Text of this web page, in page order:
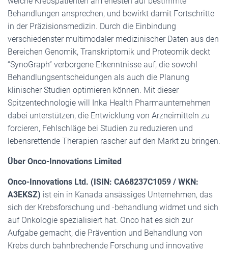
Behandlungen ansprechen, und bewirkt damit Fortschritte
in der Präzisionsmedizin. Durch die Einbindung
verschiedenster multimodaler medizinischer Daten aus den
Bereichen Genomik, Transkriptomik und Proteomik deckt
“SynoGraph” verborgene Erkenntnisse auf, die sowohl
Behandlungsentscheidungen als auch die Planung
klinischer Studien optimieren können. Mit dieser
Spitzentechnologie will Inka Health Pharmaunternehmen
dabei unterstützen, die Entwicklung von Arzneimitteln zu
forcieren, Fehlschläge bei Studien zu reduzieren und
lebensrettende Therapien rascher auf den Markt zu bringen.
Über Onco-Innovations Limited
Onco-Innovations Ltd. (ISIN: CA68237C1059 / WKN:
A3EKSZ) ist ein in Kanada ansässiges Unternehmen, das
sich der Krebsforschung und -behandlung widmet und sich
auf Onkologie spezialisiert hat. Onco hat es sich zur
Aufgabe gemacht, die Prävention und Behandlung von
Krebs durch bahnbrechende Forschung und innovative